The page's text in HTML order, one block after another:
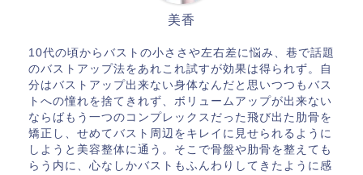
美香
10代の頃からバストの小ささや左右差に悩み、巷で話題
のバストアップ法をあれこれ試すが効果は得られず。自
分はバストアップ出来ない身体なんだと思いつつもバス
トへの憧れを捨てきれず、ボリュームアップが出来ない
ならばもう一つのコンプレックスだった飛び出た肋骨を
矯正し、せめてバスト周辺をキレイに見せられるように
しようと美容整体に通う。そこで骨盤や肋骨を整えても
らう内に、心なしかバストもふんわりしてきたように感